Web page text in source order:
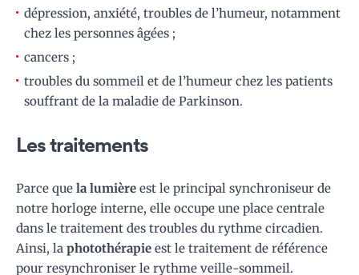
dépression, anxiété, troubles de l’humeur, notamment
chez les personnes âgées ;
cancers ;
troubles du sommeil et de l’humeur chez les patients
souffrant de la maladie de Parkinson.
Les traitements
Parce que la lumière est le principal synchroniseur de
notre horloge interne, elle occupe une place centrale
dans le traitement des troubles du rythme circadien.
Ainsi, la photothérapie est le traitement de référence
pour resynchroniser le rythme veille-sommeil.